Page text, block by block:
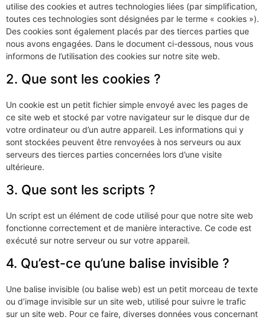
utilise des cookies et autres technologies liées (par simplification,
toutes ces technologies sont désignées par le terme « cookies »).
Des cookies sont également placés par des tierces parties que
nous avons engagées. Dans le document ci-dessous, nous vous
informons de l’utilisation des cookies sur notre site web.
2. Que sont les cookies ?
Un cookie est un petit fichier simple envoyé avec les pages de
ce site web et stocké par votre navigateur sur le disque dur de
votre ordinateur ou d’un autre appareil. Les informations qui y
sont stockées peuvent être renvoyées à nos serveurs ou aux
serveurs des tierces parties concernées lors d’une visite
ultérieure.
3. Que sont les scripts ?
Un script est un élément de code utilisé pour que notre site web
fonctionne correctement et de manière interactive. Ce code est
exécuté sur notre serveur ou sur votre appareil.
4. Qu’est-ce qu’une balise invisible ?
Une balise invisible (ou balise web) est un petit morceau de texte
ou d’image invisible sur un site web, utilisé pour suivre le trafic
sur un site web. Pour ce faire, diverses données vous concernant